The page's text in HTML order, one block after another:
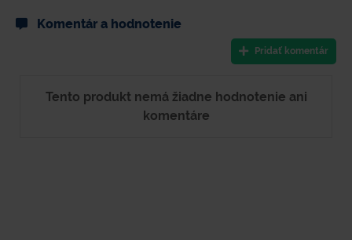
Komentár a hodnotenie
Pridať komentár
Tento produkt nemá žiadne hodnotenie ani
komentáre